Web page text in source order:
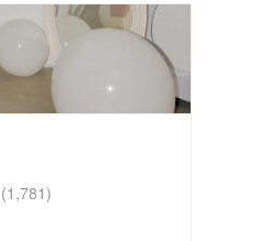
(1,781)